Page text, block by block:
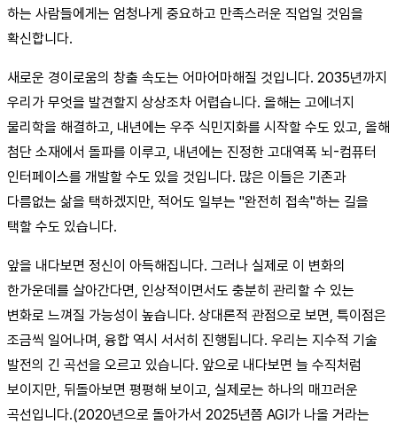
하는 사람들에게는 엄청나게 중요하고 만족스러운 직업일 것임을
확신합니다.
새로운 경이로움의 창출 속도는 어마어마해질 것입니다. 2035년까지
우리가 무엇을 발견할지 상상조차 어렵습니다. 올해는 고에너지
물리학을 해결하고, 내년에는 우주 식민지화를 시작할 수도 있고, 올해
첨단 소재에서 돌파를 이루고, 내년에는 진정한 고대역폭 뇌-컴퓨터
인터페이스를 개발할 수도 있을 것입니다. 많은 이들은 기존과
다름없는 삶을 택하겠지만, 적어도 일부는 "완전히 접속"하는 길을
택할 수도 있습니다.
앞을 내다보면 정신이 아득해집니다. 그러나 실제로 이 변화의
한가운데를 살아간다면, 인상적이면서도 충분히 관리할 수 있는
변화로 느껴질 가능성이 높습니다. 상대론적 관점으로 보면, 특이점은
조금씩 일어나며, 융합 역시 서서히 진행됩니다. 우리는 지수적 기술
발전의 긴 곡선을 오르고 있습니다. 앞으로 내다보면 늘 수직처럼
보이지만, 뒤돌아보면 평평해 보이고, 실제로는 하나의 매끄러운
곡선입니다.(2020년으로 돌아가서 2025년쯤 AGI가 나올 거라는